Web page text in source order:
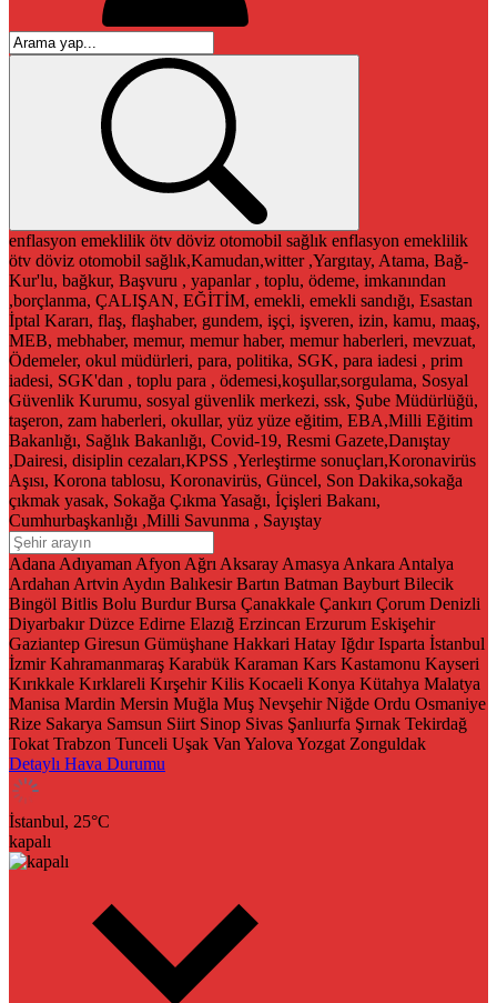
enflasyon emeklilik ötv döviz otomobil sağlık enflasyon emeklilik
ötv döviz otomobil sağlık,Kamudan,witter ,Yargıtay, Atama, Bağ-
Kur'lu, bağkur, Başvuru , yapanlar , toplu, ödeme, imkanından
,borçlanma, ÇALIŞAN, EĞİTİM, emekli, emekli sandığı, Esastan
İptal Kararı, flaş, flaşhaber, gundem, işçi, işveren, izin, kamu, maaş,
MEB, mebhaber, memur, memur haber, memur haberleri, mevzuat,
Ödemeler, okul müdürleri, para, politika, SGK, para iadesi , prim
iadesi, SGK'dan , toplu para , ödemesi,koşullar,sorgulama, Sosyal
Güvenlik Kurumu, sosyal güvenlik merkezi, ssk, Şube Müdürlüğü,
taşeron, zam haberleri, okullar, yüz yüze eğitim, EBA,Milli Eğitim
Bakanlığı, Sağlık Bakanlığı, Covid-19, Resmi Gazete,Danıştay
,Dairesi, disiplin cezaları,KPSS ,Yerleştirme sonuçları,Koronavirüs
Aşısı, Korona tablosu, Koronavirüs, Güncel, Son Dakika,sokağa
çıkmak yasak, Sokağa Çıkma Yasağı, İçişleri Bakanı,
Cumhurbaşkanlığı ,Milli Savunma , Sayıştay
Adana Adıyaman Afyon Ağrı Aksaray Amasya Ankara Antalya
Ardahan Artvin Aydın Balıkesir Bartın Batman Bayburt Bilecik
Bingöl Bitlis Bolu Burdur Bursa Çanakkale Çankırı Çorum Denizli
Diyarbakır Düzce Edirne Elazığ Erzincan Erzurum Eskişehir
Gaziantep Giresun Gümüşhane Hakkari Hatay Iğdır Isparta İstanbul
İzmir Kahramanmaraş Karabük Karaman Kars Kastamonu Kayseri
Kırıkkale Kırklareli Kırşehir Kilis Kocaeli Konya Kütahya Malatya
Manisa Mardin Mersin Muğla Muş Nevşehir Niğde Ordu Osmaniye
Rize Sakarya Samsun Siirt Sinop Sivas Şanlıurfa Şırnak Tekirdağ
Tokat Trabzon Tunceli Uşak Van Yalova Yozgat Zonguldak
Detaylı Hava Durumu
İstanbul, 25°C
kapalı